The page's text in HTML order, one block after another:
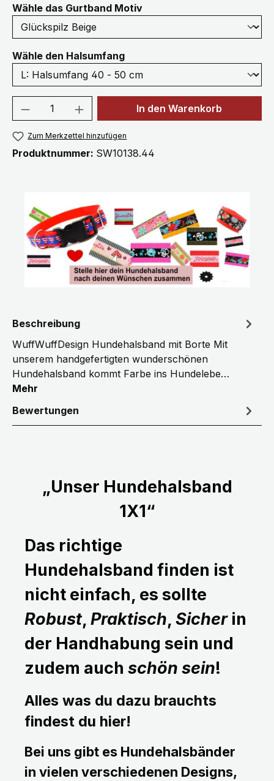
Wähle das Gurtband Motivauswählen
Wähle den Halsumfangauswählen
Produkt Anzahl: Gib denIn den Warenkorb
Zum Merkzettel hinzufügen
Produktnummer: SW10138.44
Beschreibung
WuffWuffDesign Hundehalsband mit Borte Mit
unserem handgefertigten wunderschönen
Hundehalsband kommt Farbe ins Hundelebe…
Mehr
Bewertungen
„Unser Hundehalsband
1X1“
Das richtige
Hundehalsband finden ist
nicht einfach, es sollte
Robust, Praktisch, Sicherin
der Handhabung sein und
zudem auch schön sein!
Alles was du dazu brauchts
findest du hier!
Bei uns gibt es Hundehalsbänder
in vielen verschiedenen Designs,